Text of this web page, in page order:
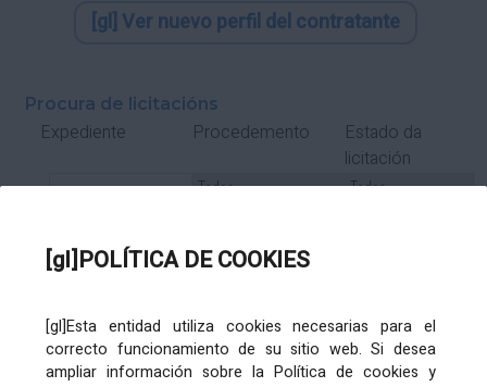
[gl]POLÍTICA DE COOKIES
[gl]Esta entidad utiliza cookies necesarias para el
correcto funcionamiento de su sitio web. Si desea
ampliar información sobre la Política de cookies y
[gl] Ver nuevo perfil del contratante
Procura de licitacións
Expediente Procedemento
Estado da
licitación
Subcontrato Tramitación
Órgano de contratación Título